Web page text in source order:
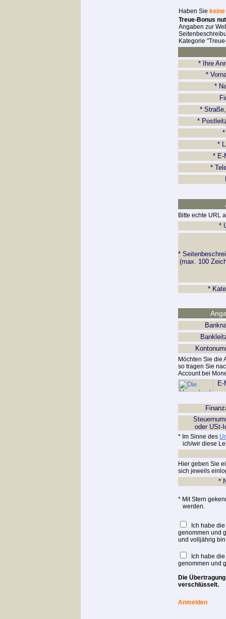
Haben Sie
Treue-Bonus
Angaben zur
Kategorie
* Ihre
*
*
*
*
*
*
*
Bitte echte URL
*
*
(max. 100
*
Möchten Sie die
so tragen Sie
Account bei
oder
* Im Sinne des
ich/wir diese
Hier geben Sie
sich jeweils
*
* Mit Stern
werden.
Ich habe die
genommen und
und volljährig
Ich habe die
genommen und
Die
verschlüsselt.
Anmelden